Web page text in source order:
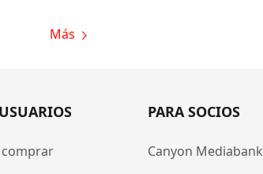
Más
PARA SOCIOS
Canyon Mediabank